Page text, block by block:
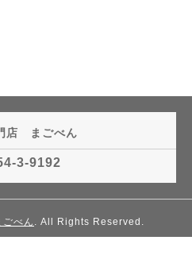
店 まごべん
3-9192
べん . All Rights Reserved.